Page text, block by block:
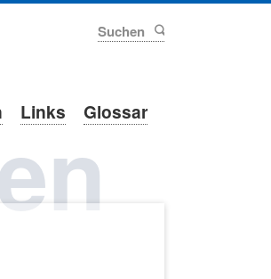
Links Glossar